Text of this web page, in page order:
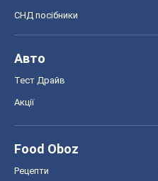
СНД посібники
Авто
Тест Драйв
Акції
Food Oboz
Рецепти